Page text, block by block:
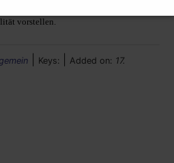
vorstellen.
Keys: Added on: 17.